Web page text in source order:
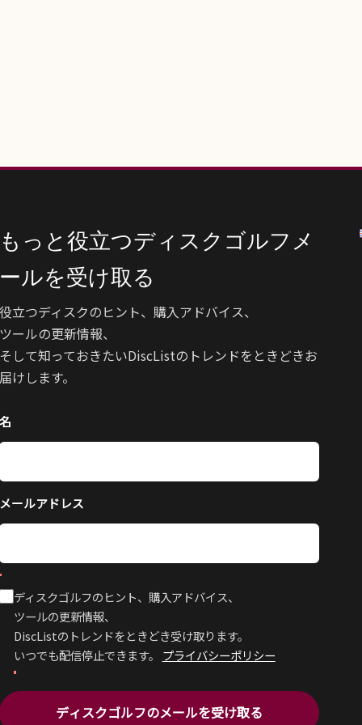
っと役立つディスクゴルフメ
ルを受け取る
立つディスクのヒント、購入アドバイス、
ールの更新情報、
して知っておきたいDiscListのトレンドをときどきお
けします。
ールアドレス
ディスクゴルフのヒント、購入アドバイス、
ツールの更新情報、
DiscListのトレンドをときどき受け取ります。
いつでも配信停止できます。 プライバシーポリシー
ディスクゴルフのメールを受け取る